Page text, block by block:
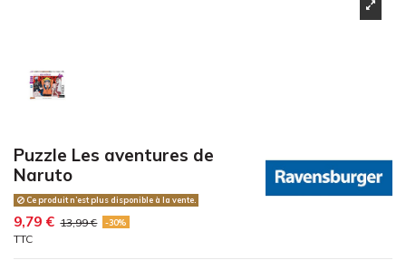
Puzzle Les aventures de
Naruto
Ce produit n’est plus disponible à la vente.
9,79 € 13,99 € -30%
TTC